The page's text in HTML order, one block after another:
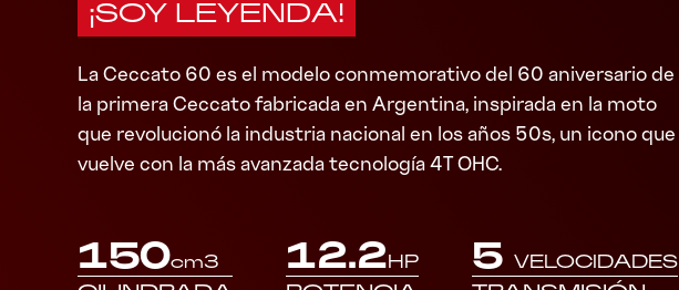
¡SOY LEYENDA!
La Ceccato 60 es el modelo conmemorativo del 60 aniversario de
la primera Ceccato fabricada en Argentina, inspirada en la moto
que revolucionó la industria nacional en los años 50s, un icono que
vuelve con la más avanzada tecnología 4T OHC.
150cm3 12.2HP 5 VELOCIDADES